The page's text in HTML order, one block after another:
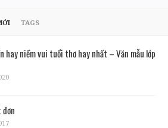
TAGS
hay niềm vui tuổi thơ hay nhất – Văn mẫu lớp